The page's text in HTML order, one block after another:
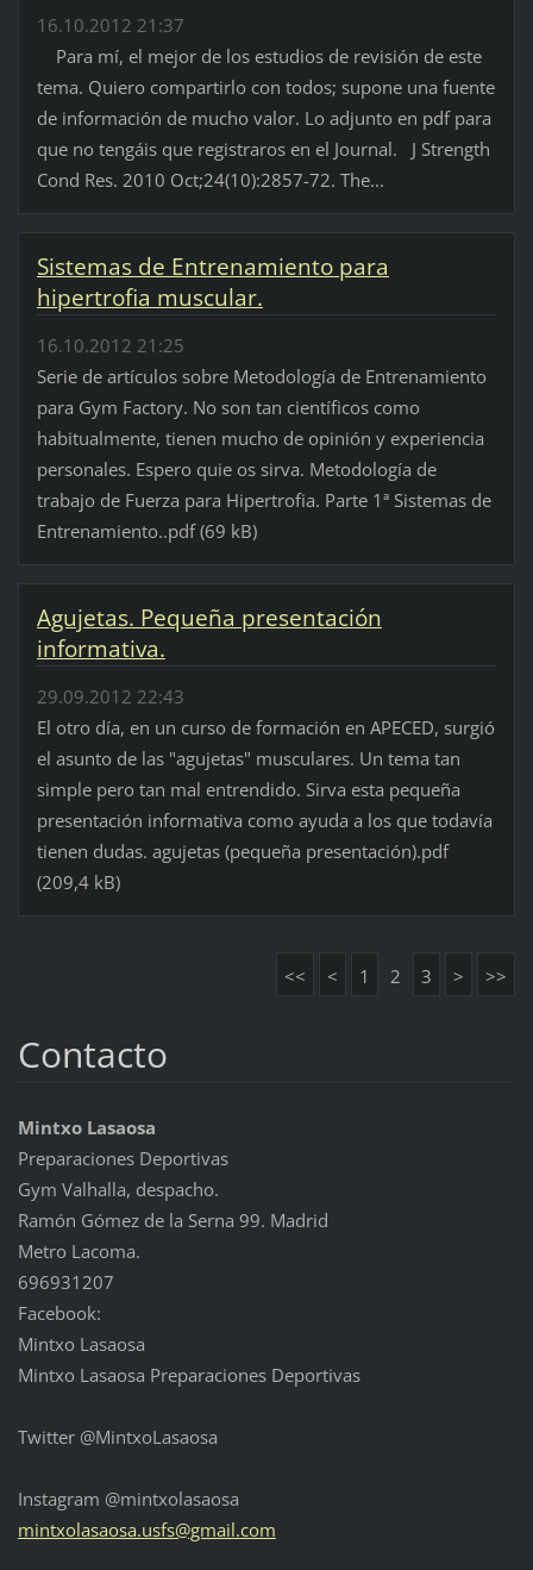
16.10.2012 21:37
Para mí, el mejor de los estudios de revisión de este
tema. Quiero compartirlo con todos; supone una fuente
de información de mucho valor. Lo adjunto en pdf para
que no tengáis que registraros en el Journal. J Strength
Cond Res. 2010 Oct;24(10):2857-72. The...
Sistemas de Entrenamiento para
hipertrofia muscular.
16.10.2012 21:25
Serie de artículos sobre Metodología de Entrenamiento
para Gym Factory. No son tan científicos como
habitualmente, tienen mucho de opinión y experiencia
personales. Espero quie os sirva. Metodología de
trabajo de Fuerza para Hipertrofia. Parte 1ª Sistemas de
Entrenamiento..pdf (69 kB)
Agujetas. Pequeña presentación
informativa.
29.09.2012 22:43
El otro día, en un curso de formación en APECED, surgió
el asunto de las "agujetas" musculares. Un tema tan
simple pero tan mal entrendido. Sirva esta pequeña
presentación informativa como ayuda a los que todavía
tienen dudas. agujetas (pequeña presentación).pdf
(209,4 kB)
<< < 1 2 3 > >>
Contacto
Mintxo Lasaosa
Preparaciones Deportivas
Gym Valhalla, despacho.
Ramón Gómez de la Serna 99. Madrid
Metro Lacoma.
696931207
Facebook:
Mintxo Lasaosa
Mintxo Lasaosa Preparaciones Deportivas
Twitter @MintxoLasaosa
Instagram @mintxolasaosa
mintxolasaosa.usfs@gmail.com